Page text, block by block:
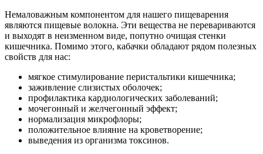
Немаловажным компонентом для нашего пищеварения
являются пищевые волокна. Эти вещества не перевариваются
и выходят в неизменном виде, попутно очищая стенки
кишечника. Помимо этого, кабачки обладают рядом полезных
свойств для нас:
мягкое стимулирование перистальтики кишечника;
заживление слизистых оболочек;
профилактика кардиологических заболеваний;
мочегонный и желчегонный эффект;
нормализация микрофлоры;
положительное влияние на кроветворение;
выведения из организма токсинов.